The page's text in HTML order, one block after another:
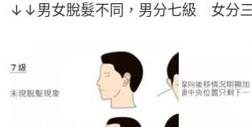
↓↓男女脫髮不同，男分七級　女分